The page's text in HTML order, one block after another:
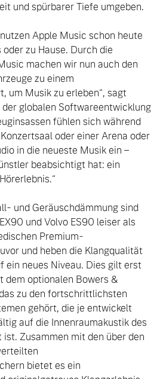
und spürbarer Tiefe umgeben.
Apple Music schon heute
zu Hause. Durch die
machen wir nun auch den
zu einem
um Musik zu erleben“, sagt
globalen Softwareentwicklung
fühlen sich während
oder einer Arena oder
in die neueste Musik ein –
beabsichtigt hat: ein
und Geräuschdämmung sind
und Volvo ES90 leiser als
Premium-
und heben die Klangqualität
ein neues Niveau. Dies gilt erst
dem optionalen Bowers &
zu den fortschrittlichsten
gehört, die je entwickelt
auf die Innenraumakustik des
Zusammen mit den über den
bietet es ein